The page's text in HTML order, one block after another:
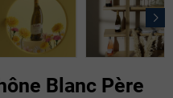
Blanc Père